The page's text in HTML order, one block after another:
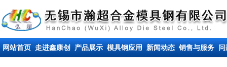
网站首页 走进鑫康创 产品展示 模具钢应用 新闻动态 销售与服务